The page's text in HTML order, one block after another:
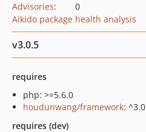
Advisories:
0
Aikido package health analysis
v3.0.5
requires
php: >=5.6.0
houdunwang/framework: ^3.0
requires (dev)